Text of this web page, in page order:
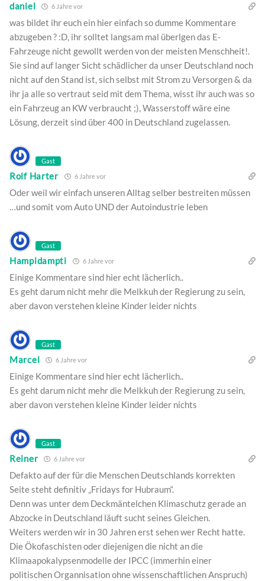
daniel 6 Jahre vor
was bildet ihr euch ein hier einfach so dumme Kommentare
abzugeben ? :D, ihr solltet langsam mal überlgen das E-
Fahrzeuge nicht gewollt werden von der meisten Menschheit!.
Sie sind auf langer Sicht schädlicher da unser Deutschland noch
nicht auf den Stand ist, sich selbst mit Strom zu Versorgen & da
ihr ja alle so vertraut seid mit dem Thema, wisst ihr auch was so
ein Fahrzeug an KW verbraucht ;), Wasserstoff wäre eine
Lösung, derzeit sind über 400 in Deutschland zugelassen.
Gast
Rolf Harter 6 Jahre vor
Oder weil wir einfach unseren Alltag selber bestreiten müssen
…und somit vom Auto UND der Autoindustrie leben
Gast
Hampidampti 6 Jahre vor
Einige Kommentare sind hier echt lächerlich..
Es geht darum nicht mehr die Melkkuh der Regierung zu sein,
aber davon verstehen kleine Kinder leider nichts
Gast
Marcel 6 Jahre vor
Einige Kommentare sind hier echt lächerlich..
Es geht darum nicht mehr die Melkkuh der Regierung zu sein,
aber davon verstehen kleine Kinder leider nichts
Gast
Reiner 6 Jahre vor
Defakto auf der für die Menschen Deutschlands korrekten
Seite steht definitiv „Fridays for Hubraum“.
Denn was unter dem Deckmäntelchen Klimaschutz gerade an
Abzocke in Deutschland läuft sucht seines Gleichen.
Weiters werden wir in 30 Jahren erst sehen wer Recht hatte.
Die Ökofaschisten oder diejenigen die nicht an die
Klimaapokalypsenmodelle der IPCC (immerhin einer
politischen Organnisation ohne wissenschaftlichen Anspruch)